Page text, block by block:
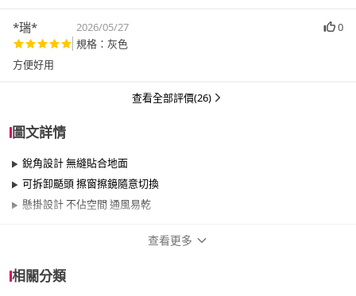
*瑞* 2026/05/27
0
規格：灰色
方便好用
查看全部評價(26)
圖文詳情
銳角設計 無縫貼合地面
可拆卸颳頭 擦窗擦鏡隨意切換
懸掛設計 不佔空間 通風易乾
查看更多
相關分類